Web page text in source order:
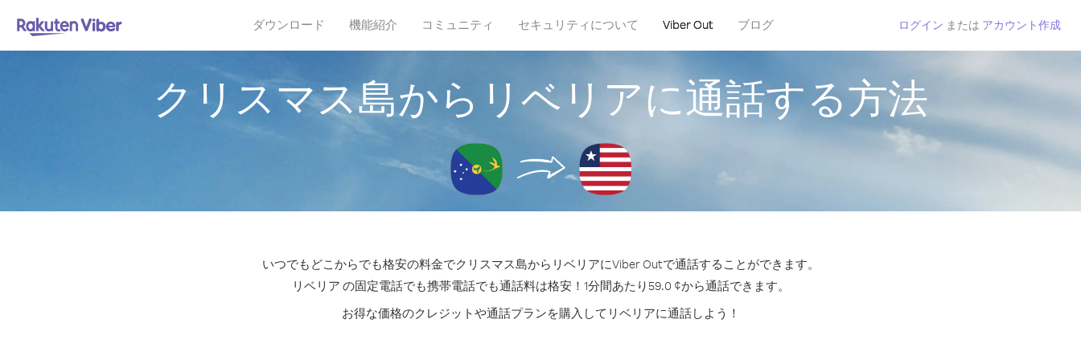
ダウンロード 機能紹介 コミュニティ セキュリティについて Viber Out ブログ ログイン または アカウント作成
クリスマス島からリベリアに通話する方法
いつでもどこからでも格安の料金でクリスマス島からリベリアにViber Outで通話することができます。
リベリア の固定電話でも携帯電話でも通話料は格安！1分間あたり59.0 ¢から通話できます。
お得な価格のクレジットや通話プランを購入してリベリアに通話しよう！